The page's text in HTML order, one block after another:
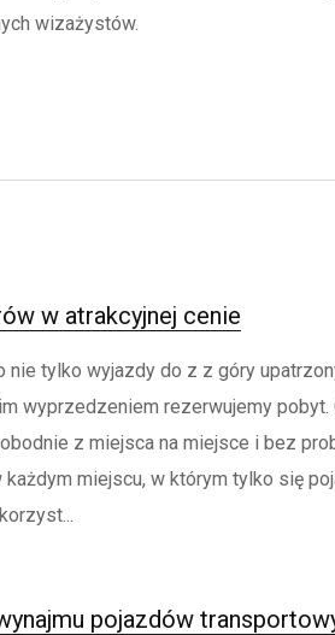
wizażystów.
w atrakcyjnej cenie
nie tylko wyjazdy do z z góry
wyprzedzeniem rezerwujemy pobyt.
z miejsca na miejsce i bez
miejscu, w którym tylko się
pojazdów